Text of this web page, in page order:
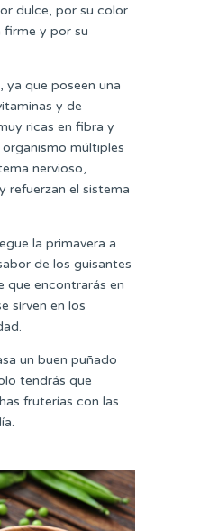
dulce, por su color
y por su
ya que poseen una
y de
ricas en fibra y
múltiples
nervioso,
refuerzan el sistema
la primavera a
de los guisantes
que encontrarás en
sirven en los
un buen puñado
tendrás que
fruterías con las